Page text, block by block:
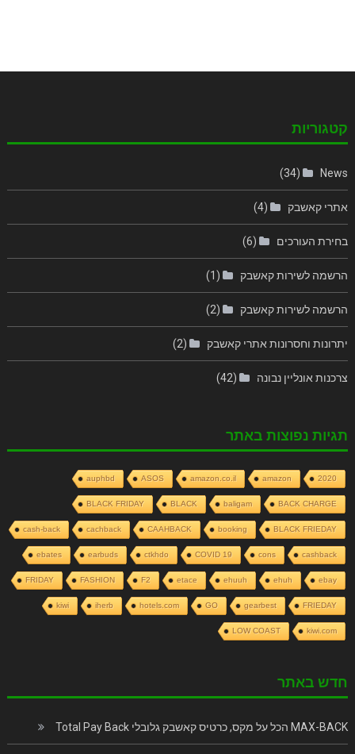
קטגוריות
News
(34)
אתרי קאשבק (4)
בחירת העורכים (6)
הרשמה לשירות קאשבק (1)
הרשמה לשירות קאשבק (2)
יתרונות וחסרונות אתרי קאשבק (2)
צרכנות אונליין נבונה (42)
תגיות נפוצות באתר
2020
amazon
amazon.co.il
ASOS
auphbd
BACK CHARGE
baligam
BLACK
BLACK FRIDAY
BLACK FRIEDAY
booking
CAAHBACK
cachback
cash-back
cashback
cons
COVID 19
ctkhdo
earbuds
ebates
ebay
ehuh
ehuuh
etace
F2
FASHION
FRIDAY
FRIEDAY
gearbest
GO
hotels.com
iherb
kiwi
kiwi.com
LOW COAST
חדש באתר
MAX-BACK הכל על מקס, כרטיס קאשבק גלובלי Total Pay Back